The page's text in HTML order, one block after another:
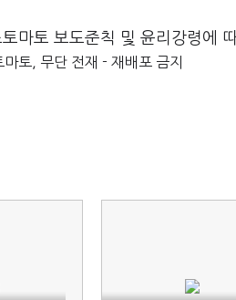
마토 보도준칙 및 윤리강령에
토, 무단 전재 - 재배포 금지